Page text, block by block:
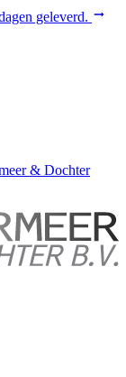
geleverd.
& Dochter